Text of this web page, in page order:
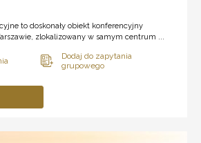
to doskonały obiekt konferencyjny
zlokalizowany w samym centrum ...